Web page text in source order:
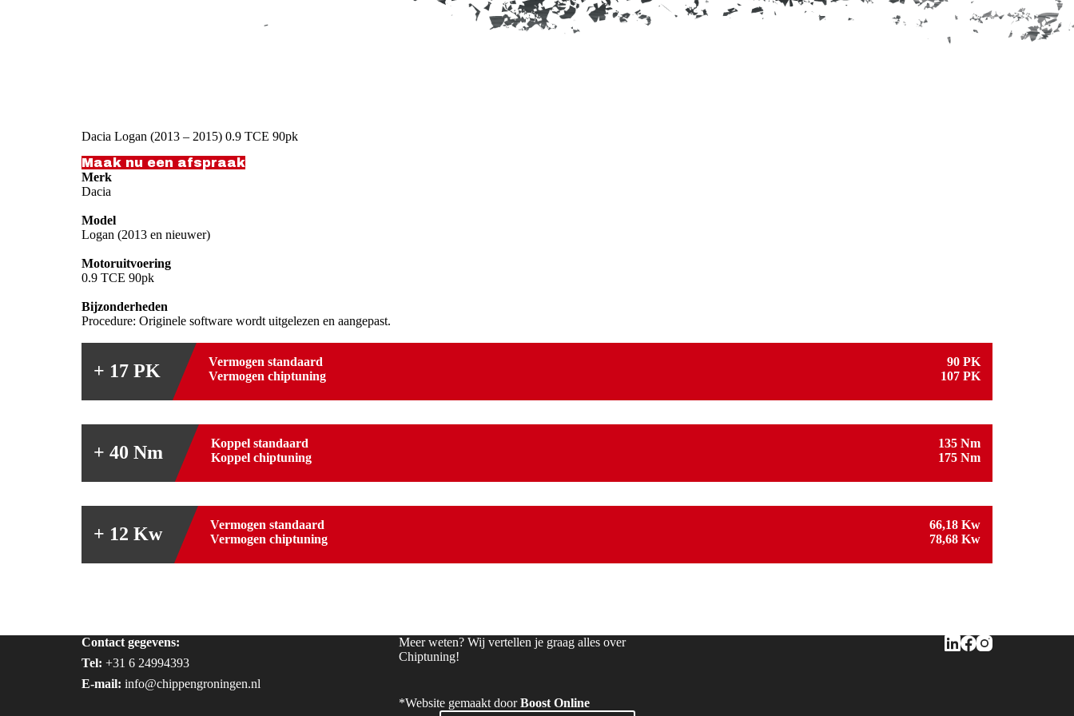
Dacia Logan (2013 – 2015) 0.9 TCE 90pk
Maak nu een afspraak
Merk
Dacia
Model
Logan (2013 en nieuwer)
Motoruitvoering
0.9 TCE 90pk
Bijzonderheden
Procedure: Originele software wordt uitgelezen en aangepast.
+ 17 PK Vermogen standaard
90 PK
Vermogen chiptuning
107 PK
+ 40 Nm Koppel standaard
135 Nm
Koppel chiptuning
175 Nm
+ 12 Kw Vermogen standaard
66,18 Kw
Vermogen chiptuning
78,68 Kw
Contact gegevens:
Tel: +31 6 24994393
E-mail: info@chippengroningen.nl
Meer weten? Wij vertellen je graag alles over
Chiptuning!
*Website gemaakt doorBoost Online